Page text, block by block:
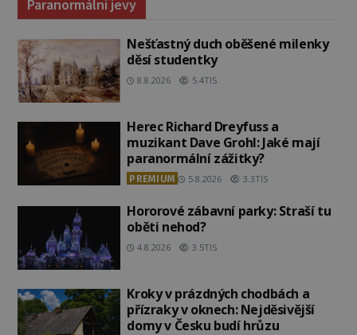
Paranormální jevy
Nešťastný duch oběšené milenky
děsí studentky
8.8.2026 5.4TIS
Herec Richard Dreyfuss a
muzikant Dave Grohl: Jaké mají
paranormální zážitky?
PREMIUM 5.8.2026 3.3TIS
Hororové zábavní parky: Straší tu
oběti nehod?
4.8.2026 3.5TIS
Kroky v prázdných chodbách a
přízraky v oknech: Nejděsivější
domy v Česku budí hrůzu